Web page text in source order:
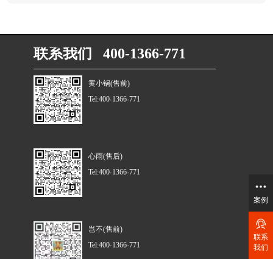
联系我们 400-1366-771
黄小锅(售前)
Tel:400-1366-771
心雨(售后)
Tel:400-1366-771
岂不(售前)
Tel:400-1366-771
案例
联系
我们